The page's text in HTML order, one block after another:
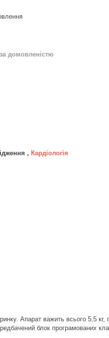
за домовленістю
, Кардіологія
Апарат важить всього 5,5 кг,
блок програмованих